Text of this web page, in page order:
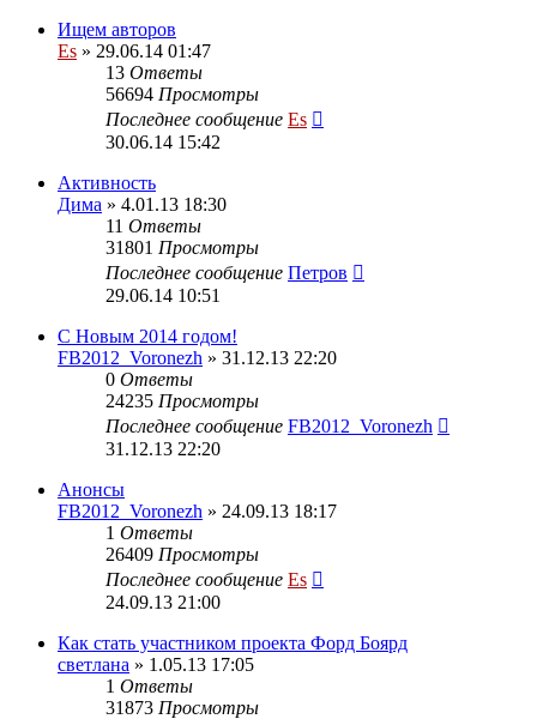
Ищем авторов
Es » 29.06.14 01:47
13 Ответы
56694 Просмотры
Последнее сообщение Es
30.06.14 15:42
Активность
Дима » 4.01.13 18:30
11 Ответы
31801 Просмотры
Последнее сообщение Петров
29.06.14 10:51
С Новым 2014 годом!
FB2012_Voronezh » 31.12.13 22:20
0 Ответы
24235 Просмотры
Последнее сообщение FB2012_Voronezh
31.12.13 22:20
Анонсы
FB2012_Voronezh » 24.09.13 18:17
1 Ответы
26409 Просмотры
Последнее сообщение Es
24.09.13 21:00
Как стать участником проекта Форд Боярд
светлана » 1.05.13 17:05
1 Ответы
31873 Просмотры